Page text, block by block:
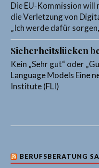
Die EU-Kommission
die Verletzung von
„Ich werde dafür
Sicherheitslücken
Kein „Sehr gut“ oder
Language Models Eine
Institute (FLI)
BERUFSBERATUNG